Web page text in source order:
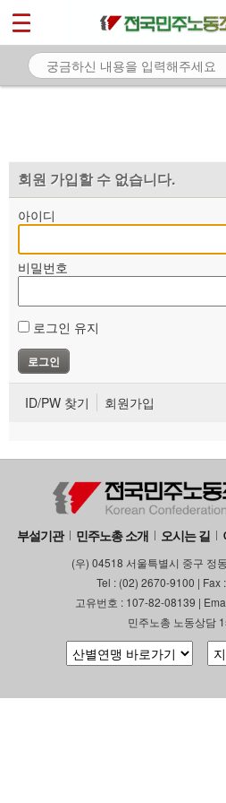
회원 가입할 수 없습니다.
아이디
비밀번호
로그인 유지
ID/PW 찾기 회원가입
부설기관 민주노총 소개 오시는 길
(우) 04518 서울특별시 중구 정
Tel : (02) 2670-9100 | Fax
고유번호 : 107-82-08139 |
민주노총 노동상담
마이페이지
소개
자료
부설기관